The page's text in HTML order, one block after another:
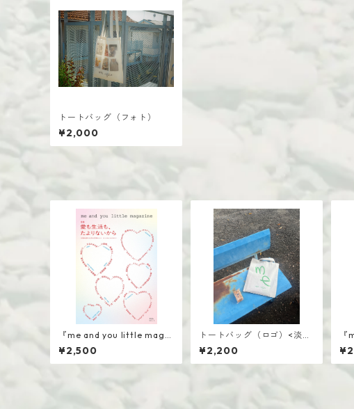
トートバッグ（フォト）
¥2,000
『me and you little maga
zine vol.1 特集：愛も生活
も、たよりないから』
¥2,500
トートバッグ（ロゴ）<淡グ
レー×キーフグリーン・ミン
トグリーン×ブラウン>
¥2,200